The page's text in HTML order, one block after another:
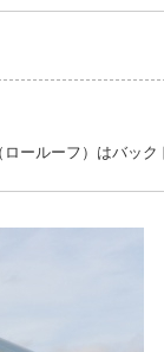
ールーフ）はバッ